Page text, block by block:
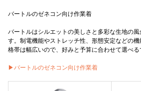
バートルのゼネコン向け作業着
バートルはシルエットの美しさと多彩な生地の
す。制電機能やストレッチ性、形態安定などの
格帯は幅広いので、好みと予算に合わせて選べる
▶バートルのゼネコン向け作業着